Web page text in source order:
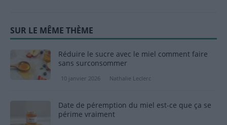
SUR LE MÊME THÈME
Réduire le sucre avec le miel comment faire
sans surconsommer
10 janvier 2026 Nathalie Leclerc
Date de péremption du miel est-ce que ça se
périme vraiment